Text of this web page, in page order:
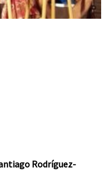
Rodríguez-